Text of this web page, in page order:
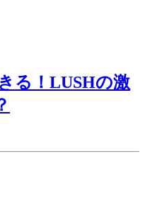
る！LUSHの激